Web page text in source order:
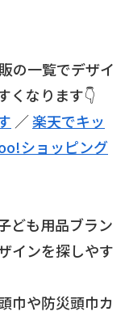
の一覧でデザイ
くなります👇
／楽天でキッ
ショッピング
ども用品ブラン
インを探しやす
巾や防災頭巾カ